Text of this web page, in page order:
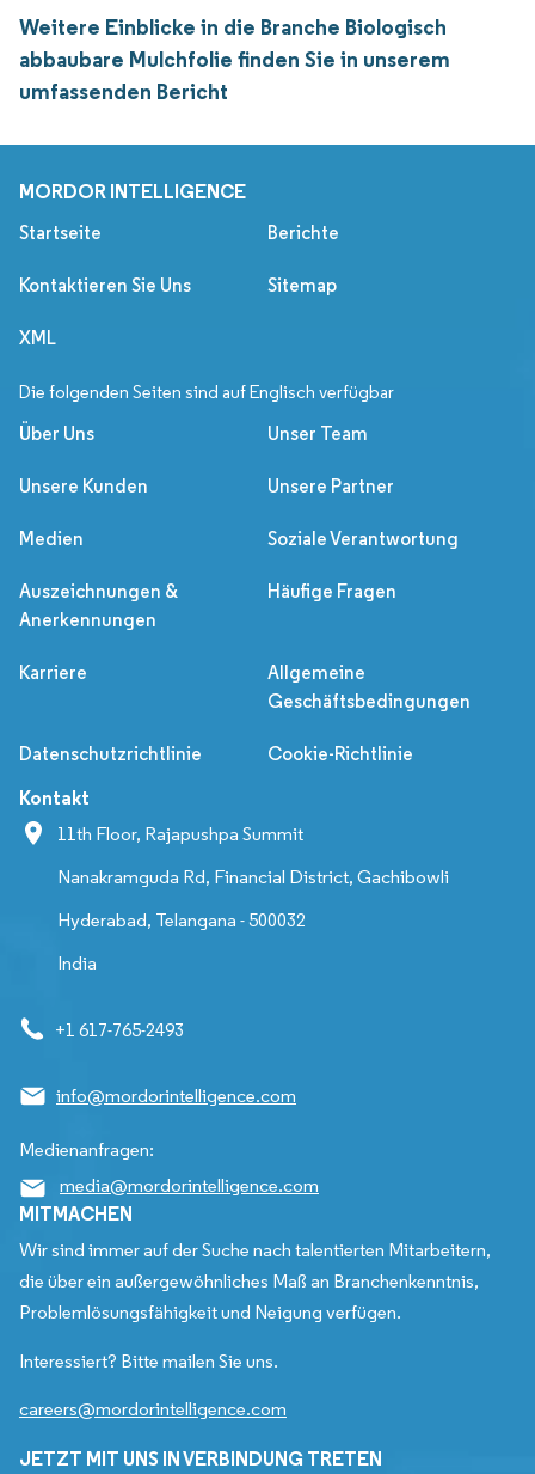
Weitere Einblicke in die Branche Biologisch
abbaubare Mulchfolie finden Sie in unserem
umfassenden Bericht
MORDOR INTELLIGENCE
Startseite Berichte
Kontaktieren Sie Uns Sitemap
XML
Die folgenden Seiten sind auf Englisch verfügbar
Über Uns Unser Team
Unsere Kunden Unsere Partner
Medien Soziale Verantwortung
Auszeichnungen &
Anerkennungen
Häufige Fragen
Karriere
Allgemeine
Geschäftsbedingungen
Datenschutzrichtlinie Cookie-Richtlinie
Kontakt
11th Floor, Rajapushpa Summit
Nanakramguda Rd, Financial District, Gachibowli
Hyderabad, Telangana - 500032
India
+1 617-765-2493
info@mordorintelligence.com
Medienanfragen:
media@mordorintelligence.com
MITMACHEN
Wir sind immer auf der Suche nach talentierten Mitarbeitern,
die über ein außergewöhnliches Maß an Branchenkenntnis,
Problemlösungsfähigkeit und Neigung verfügen.
Interessiert? Bitte mailen Sie uns.
careers@mordorintelligence.com
JETZT MIT UNS IN VERBINDUNG TRETEN